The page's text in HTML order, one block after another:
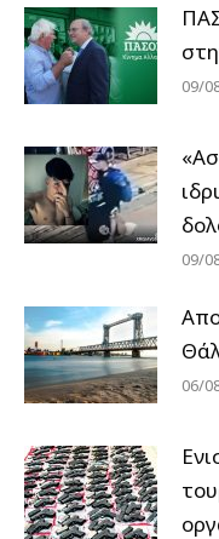
09/
09/
06/